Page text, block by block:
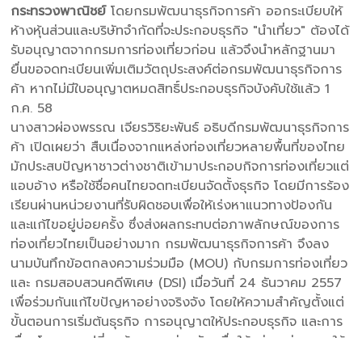
กระทรวงพาณิชย์โดยกรมพัฒนาธุรกิจการค้า ออกระเบียบให้
ห้างหุ้นส่วนและบริษัทจำกัดที่จะประกอบธุรกิจ "นำเที่ยว" ต้องได้
รับอนุญาตจากกรมการท่องเที่ยวก่อน แล้วจึงนำหลักฐานมา
ยื่นขอจดทะเบียนเพิ่มเติมวัตถุประสงค์ต่อกรมพัฒนาธุรกิจการ
ค้า หากไม่มีใบอนุญาตหมดสิทธิ์ประกอบธุรกิจบังคับใช้แล้ว 1
ก.ค. 58
นางสาวผ่องพรรณ เจียรวิริยะพันธ์ อธิบดีกรมพัฒนาธุรกิจการ
ค้า เปิดเผยว่า สืบเนื่องจากแหล่งท่องเที่ยวหลายพื้นที่ของไทย
มักประสบปัญหาชาวต่างชาติเข้ามาประกอบกิจการท่องเที่ยวแต่
แอบอ้าง หรือใช้ชื่อคนไทยจดทะเบียนจัดตั้งธุรกิจ โดยมีการร้อง
เรียนผ่านหน่วยงานที่รับผิดชอบเพื่อให้เร่งหาแนวทางป้องกัน
และแก้ไขอยู่บ่อยครั้ง ซึ่งส่งผลกระทบต่อภาพลักษณ์ของการ
ท่องเที่ยวไทยเป็นอย่างมาก กรมพัฒนาธุรกิจการค้า จึงลง
นามบันทึกข้อตกลงความร่วมมือ (MOU) กับกรมการท่องเที่ยว
และ กรมสอบสวนคดีพิเศษ (DSI) เมื่อวันที่ 24 ธันวาคม 2557
เพื่อร่วมกันแก้ไขปัญหาอย่างจริงจัง โดยให้ความสำคัญตั้งแต่
ขั้นตอนการเริ่มต้นธุรกิจ การอนุญาตให้ประกอบธุรกิจ และการ